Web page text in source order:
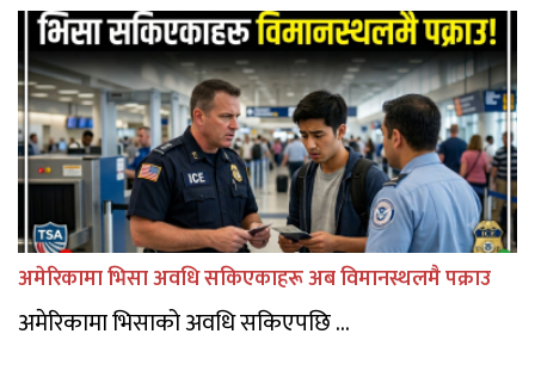
अमेरिकामा भिसा अवधि सकिएकाहरू अब विमानस्थलमै पक्राउ
अमेरिकामा भिसाको अवधि सकिएपछि ...